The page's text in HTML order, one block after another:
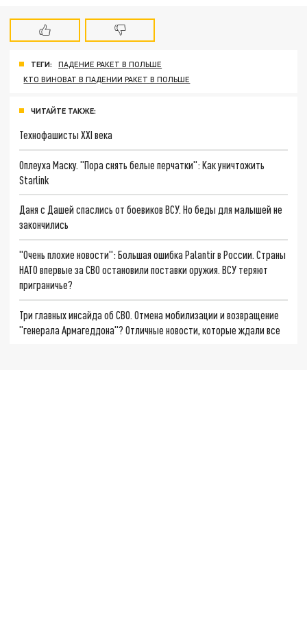
ТЕГИ:
ПАДЕНИЕ РАКЕТ В ПОЛЬШЕ
КТО ВИНОВАТ В ПАДЕНИИ РАКЕТ В ПОЛЬШЕ
ЧИТАЙТЕ ТАКЖЕ:
Технофашисты XXI века
Оплеуха Маску. "Пора снять белые перчатки": Как уничтожить
Starlink
Даня с Дашей спаслись от боевиков ВСУ. Но беды для малышей не
закончились
"Очень плохие новости": Большая ошибка Palantir в России. Страны
НАТО впервые за СВО остановили поставки оружия. ВСУ теряют
приграничье?
Три главных инсайда об СВО. Отмена мобилизации и возвращение
"генерала Армагеддона"? Отличные новости, которые ждали все